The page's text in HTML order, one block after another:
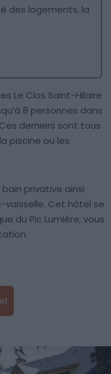
des logements, la
Le Clos Saint-Hilaire
8 personnes dans
derniers sont tous
piscine ou les
privative ainsi
vaisselle. Cet hôtel se
du Pic Lumière, vous